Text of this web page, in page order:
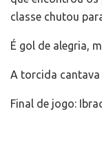
classe chutou
É gol de alegria,
A torcida cantava
Final de jogo: